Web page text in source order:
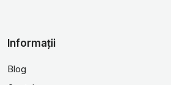
Informații
Blog